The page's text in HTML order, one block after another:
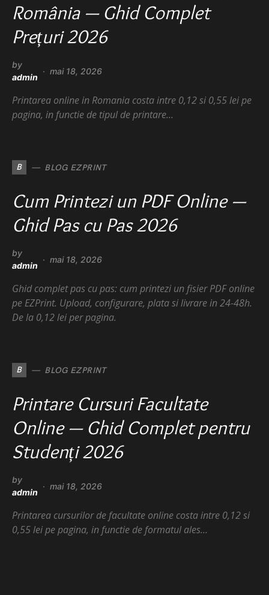
România — Ghid Complet
Prețuri 2026
by
admin
mai 18, 2026
Printarea online in Romania costa intre 0,12 si 0,55 lei pe
pagina, in functie de tipul de printare…
B BLOG EZPRINT
Cum Printezi un PDF Online —
Ghid Pas cu Pas 2026
by
admin
mai 18, 2026
Ghid complet pas cu pas: cum printezi un fisier PDF online
pe EZPrint. Upload, configurare, plata si livrare in 24-48h.
De la 0,12 lei per pagina.
B BLOG EZPRINT
Printare Cursuri Facultate
Online — Ghid Complet pentru
Studenți 2026
by
admin
mai 18, 2026
Printarea cursurilor de facultate online costa intre 0,12 si
0,55 lei pe pagina, in functie de formatul ales…